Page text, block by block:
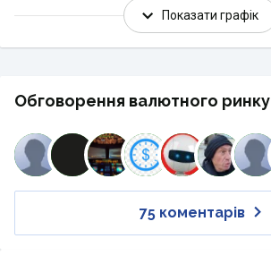
Показати графік
Обговорення валютного ринку
75 коментарів